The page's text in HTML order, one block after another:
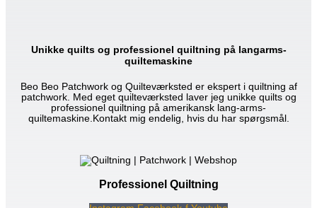
Unikke quilts og professionel quiltning på langarms-
quiltemaskine
Beo Beo Patchwork og Quilteværksted er ekspert i quiltning af
patchwork. Med eget quilteværksted laver jeg unikke quilts og
professionel quiltning på amerikansk lang-arms-
quiltemaskine.Kontakt mig endelig, hvis du har spørgsmål.
Professionel Quiltning